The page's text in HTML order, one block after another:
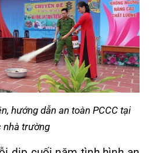
hướng dẫn an toàn PCCC tại
nhà trường